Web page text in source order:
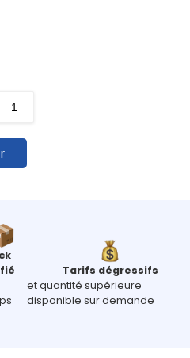
Tarifs dégressifs
et quantité supérieure
disponible sur demande